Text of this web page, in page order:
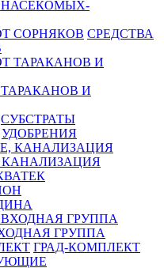
НАСЕКОМЫХ-
СРЕДСТВА
И
СУБСТРАТЫ
УДОБРЕНИЯ
ГРУППА
ГРАД-КОМПЛЕКТ